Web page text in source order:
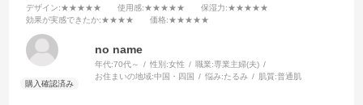
デザイン:★★★★★ 使用感:★★★★★ 保湿力:★★★★★
効果が実感できたか:★★★★ 価格:★★★★★
no name
年代:70代～ 性別:女性 職業:専業主婦(夫)
お住まいの地域:中国・四国 悩み:たるみ 肌質:普通肌